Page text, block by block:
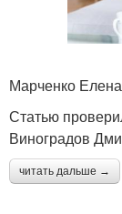
Марченко
Статью
Виноградов
читать дальше →